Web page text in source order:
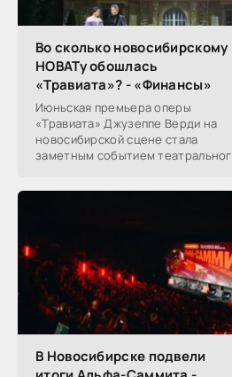
Во сколько новосибирскому
НОВАТу обошлась
«Травиата»? - «Финансы»
Июньская премьера оперы
«Травиата» Джузеппе Верди на
новосибирской сцене стала
заметным событием театрального
В Новосибирске подвели